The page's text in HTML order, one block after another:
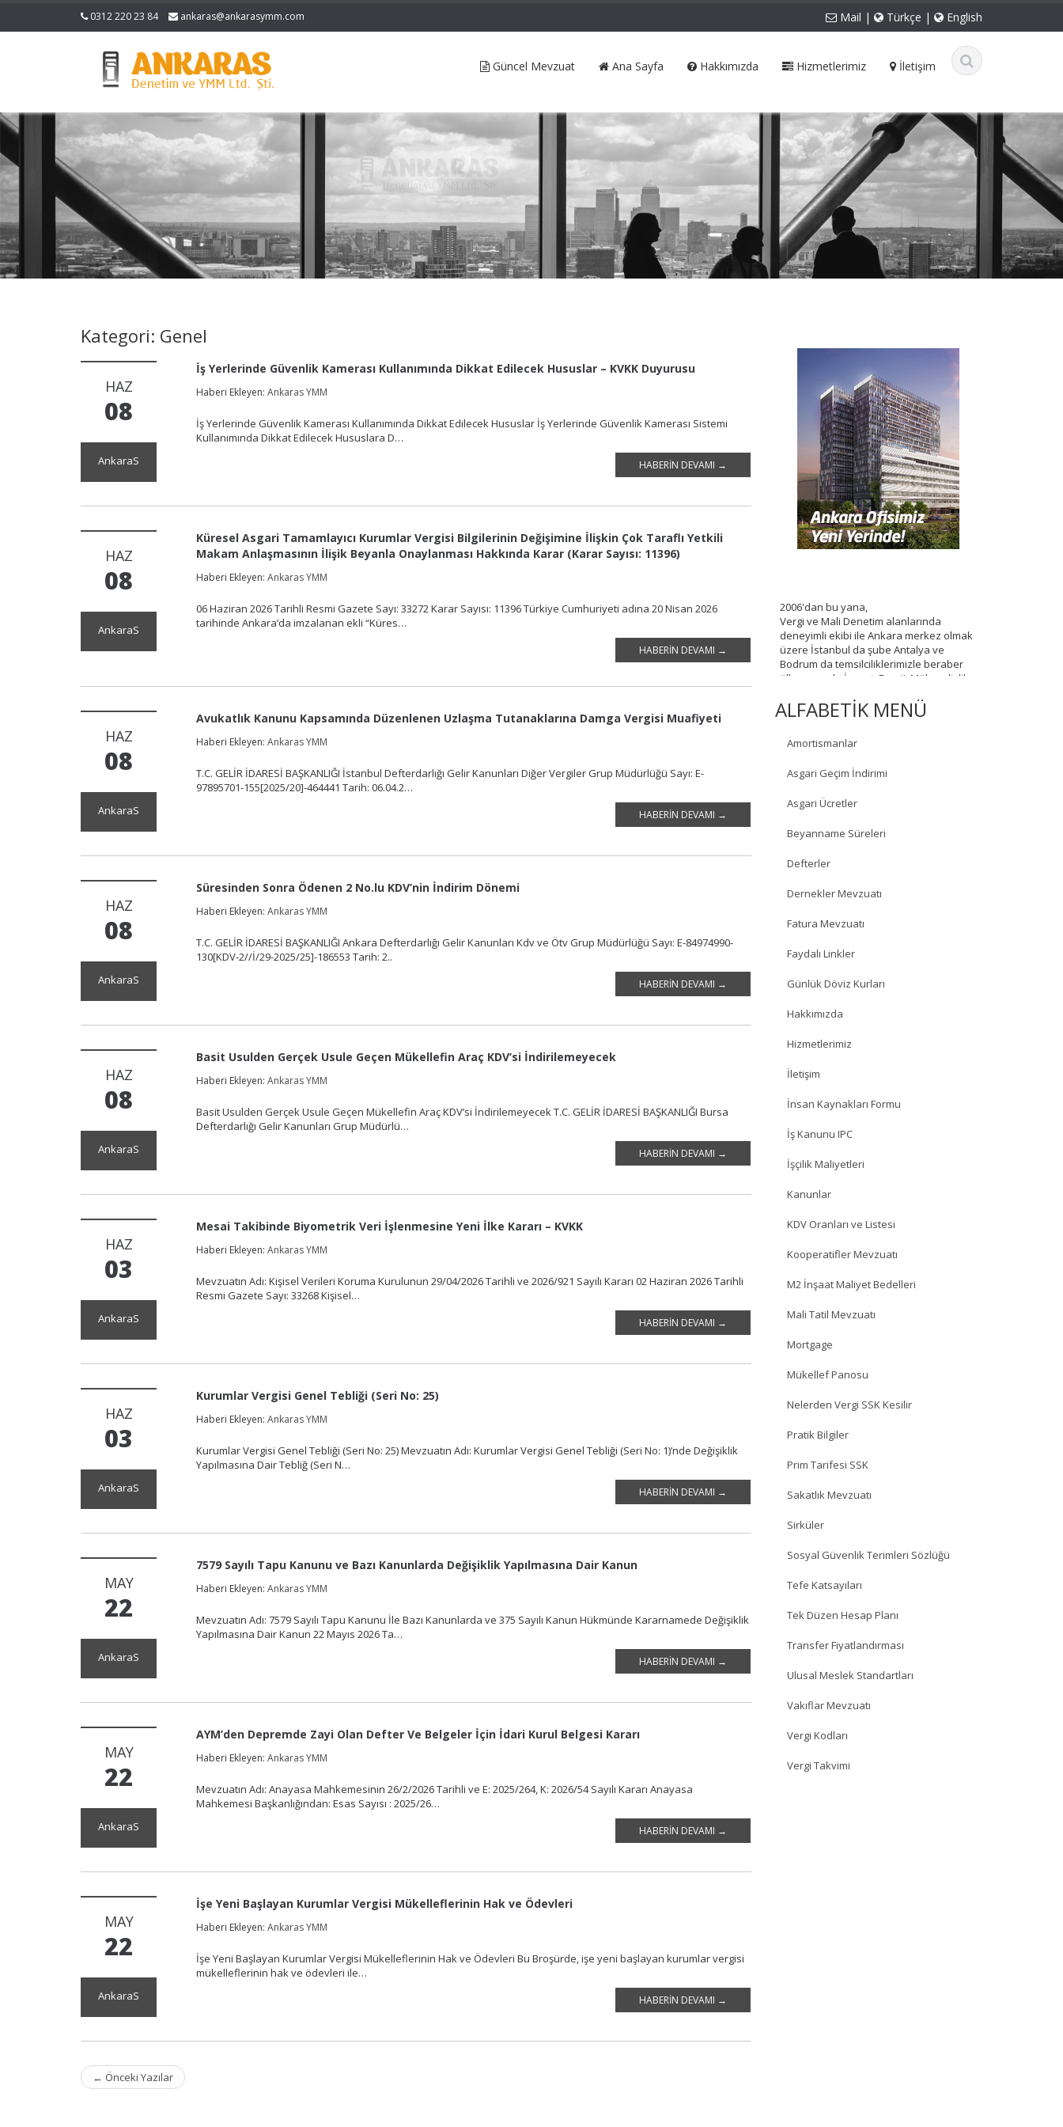
0312 220 23 84 ankaras@ankarasymm.com Mail | Türkçe | English
Güncel Mevzuat Ana Sayfa Hakkımızda Hizmetlerimiz İletişim
Kategori: Genel
HAZ
08
AnkaraS
İş Yerlerinde Güvenlik Kamerası Kullanımında Dikkat Edilecek Hususlar – KVKK Duyurusu
Haberi Ekleyen:Ankaras YMM
İş Yerlerinde Güvenlik Kamerası Kullanımında Dikkat Edilecek Hususlar İş Yerlerinde Güvenlik Kamerası Sistemi
Kullanımında Dikkat Edilecek Hususlara D…
HABERIN DEVAMI →
HAZ
08
AnkaraS
Küresel Asgari Tamamlayıcı Kurumlar Vergisi Bilgilerinin Değişimine İlişkin Çok Taraflı Yetkili
Makam Anlaşmasının İlişik Beyanla Onaylanması Hakkında Karar (Karar Sayısı: 11396)
Haberi Ekleyen:Ankaras YMM
06 Haziran 2026 Tarihli Resmi Gazete Sayı: 33272 Karar Sayısı: 11396 Türkiye Cumhuriyeti adına 20 Nisan 2026
tarihinde Ankara’da imzalanan ekli “Küres…
HABERIN DEVAMI →
HAZ
08
AnkaraS
Avukatlık Kanunu Kapsamında Düzenlenen Uzlaşma Tutanaklarına Damga Vergisi Muafiyeti
Haberi Ekleyen:Ankaras YMM
T.C. GELİR İDARESİ BAŞKANLIĞI İstanbul Defterdarlığı Gelir Kanunları Diğer Vergiler Grup Müdürlüğü Sayı: E-
97895701-155[2025/20]-464441 Tarih: 06.04.2…
HABERIN DEVAMI →
HAZ
08
AnkaraS
Süresinden Sonra Ödenen 2 No.lu KDV’nin İndirim Dönemi
Haberi Ekleyen:Ankaras YMM
T.C. GELİR İDARESİ BAŞKANLIĞI Ankara Defterdarlığı Gelir Kanunları Kdv ve Ötv Grup Müdürlüğü Sayı: E-84974990-
130[KDV-2//İ/29-2025/25]-186553 Tarih: 2..
HABERIN DEVAMI →
HAZ
08
AnkaraS
Basit Usulden Gerçek Usule Geçen Mükellefin Araç KDV’si İndirilemeyecek
Haberi Ekleyen:Ankaras YMM
Basit Usulden Gerçek Usule Geçen Mükellefin Araç KDV’si İndirilemeyecek T.C. GELİR İDARESİ BAŞKANLIĞI Bursa
Defterdarlığı Gelir Kanunları Grup Müdürlü…
HABERIN DEVAMI →
HAZ
03
AnkaraS
Mesai Takibinde Biyometrik Veri İşlenmesine Yeni İlke Kararı – KVKK
Haberi Ekleyen:Ankaras YMM
Mevzuatın Adı: Kişisel Verileri Koruma Kurulunun 29/04/2026 Tarihli ve 2026/921 Sayılı Kararı 02 Haziran 2026 Tarihli
Resmi Gazete Sayı: 33268 Kişisel…
HABERIN DEVAMI →
HAZ
03
AnkaraS
Kurumlar Vergisi Genel Tebliği (Seri No: 25)
Haberi Ekleyen:Ankaras YMM
Kurumlar Vergisi Genel Tebliği (Seri No: 25) Mevzuatın Adı: Kurumlar Vergisi Genel Tebliği (Seri No: 1)’nde Değişiklik
Yapılmasına Dair Tebliğ (Seri N…
HABERIN DEVAMI →
MAY
22
AnkaraS
7579 Sayılı Tapu Kanunu ve Bazı Kanunlarda Değişiklik Yapılmasına Dair Kanun
Haberi Ekleyen:Ankaras YMM
Mevzuatın Adı: 7579 Sayılı Tapu Kanunu İle Bazı Kanunlarda ve 375 Sayılı Kanun Hükmünde Kararnamede Değişiklik
Yapılmasına Dair Kanun 22 Mayıs 2026 Ta…
HABERIN DEVAMI →
MAY
22
AnkaraS
AYM’den Depremde Zayi Olan Defter Ve Belgeler İçin İdari Kurul Belgesi Kararı
Haberi Ekleyen:Ankaras YMM
Mevzuatın Adı: Anayasa Mahkemesinin 26/2/2026 Tarihli ve E: 2025/264, K: 2026/54 Sayılı Kararı Anayasa
Mahkemesi Başkanlığından: Esas Sayısı : 2025/26…
HABERIN DEVAMI →
MAY
22
AnkaraS
İşe Yeni Başlayan Kurumlar Vergisi Mükelleflerinin Hak ve Ödevleri
Haberi Ekleyen:Ankaras YMM
İşe Yeni Başlayan Kurumlar Vergisi Mükelleflerinin Hak ve Ödevleri Bu Broşürde, işe yeni başlayan kurumlar vergisi
mükelleflerinin hak ve ödevleri ile…
HABERIN DEVAMI →
Post
← Önceki Yazılar
Vergi ve Mali Denetim alanlarında
deneyimli ekibi ile Ankara merkez olmak
üzere İstanbul da şube Antalya ve
Bodrum da temsilciliklerimizle beraber
ülke çapında İnşaat, Enerji, Mühendislik,
Hizmetleri,Ticaret, Sağlık, İmalat ve
Hizmet Sektörlerinde yerli ve yabancı
ALFABETİK MENÜ
Amortismanlar
Asgari Geçim İndirimi
Asgari Ücretler
Beyanname Süreleri
Defterler
Dernekler Mevzuatı
Fatura Mevzuatı
Faydalı Linkler
Günlük Döviz Kurları
Hakkımızda
Hizmetlerimiz
İletişim
İnsan Kaynakları Formu
İş Kanunu IPC
İşçilik Maliyetleri
Kanunlar
KDV Oranları ve Listesi
Kooperatifler Mevzuatı
M2 İnşaat Maliyet Bedelleri
Mali Tatil Mevzuatı
Mortgage
Mükellef Panosu
Nelerden Vergi SSK Kesilir
Pratik Bilgiler
Prim Tarifesi SSK
Sakatlık Mevzuatı
Sirküler
Sosyal Güvenlik Terimleri Sözlüğü
Tefe Katsayıları
Tek Düzen Hesap Planı
Transfer Fiyatlandırması
Ulusal Meslek Standartları
Vakıflar Mevzuatı
Vergi Kodları
Vergi Takvimi